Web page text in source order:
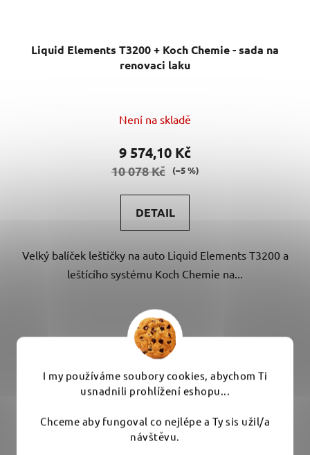
I my používáme soubory cookies, abychom Ti
Chceme aby fungoval co nejlépe a Ty sis užil/a
Budete se cítit příjemně a my budeme neustále
Liquid Elements T3200 + Koch Chemie - sada na
renovaci laku
hodnocení
produktu
je
5,0
z
5
Není na skladě
9 574,10 Kč
10 078 Kč (–5 %)
DETAIL
Velký balíček leštičky na auto Liquid Elements T3200 a
leštícího systému Koch Chemie na...